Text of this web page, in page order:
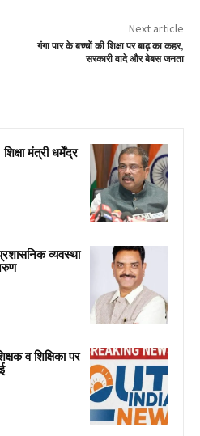
Next article
गंगा पार के बच्चों की शिक्षा पर बाढ़ का कहर,
सरकारी वादे और बेबस जनता
मंत्री धर्मेंद्र
व्यवस्था
व शिक्षिका पर